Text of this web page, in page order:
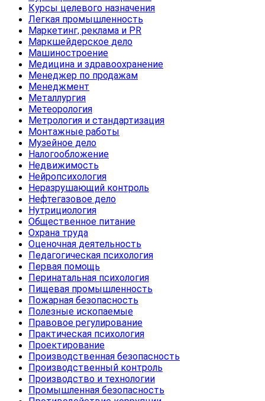
Курсы целевого назначения
Легкая промышленность
Маркетинг, реклама и PR
Маркшейдерское дело
Машиностроение
Медицина и здравоохранение
Менеджер по продажам
Менеджмент
Металлургия
Метеорология
Метрология и стандартизация
Монтажные работы
Музейное дело
Налогообложение
Недвижимость
Нейропсихология
Неразрушающий контроль
Нефтегазовое дело
Нутрициология
Общественное питание
Охрана труда
Оценочная деятельность
Педагогическая психология
Первая помощь
Перинатальная психология
Пищевая промышленность
Пожарная безопасность
Полезные ископаемые
Правовое регулирование
Практическая психология
Проектирование
Производственная безопасность
Производственный контроль
Производство и технологии
Промышленная безопасность